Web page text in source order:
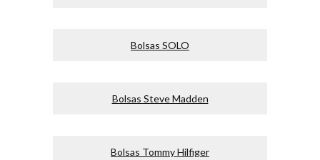
Bolsas SOLO
Bolsas Steve Madden
Bolsas Tommy Hilfiger